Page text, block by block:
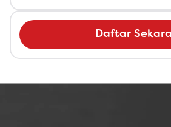
Daftar